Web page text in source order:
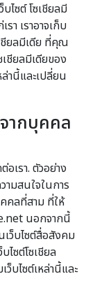
ไซต์ โซเชียลมี
า เราอาจเก็บ
ชียลมีเดีย ที่คุณ
ชียลมีเดียของ
านี้และเปลี่ยน
ากบุคคล
เรา. ตัวอย่าง
มสนใจในการ
คลที่สาม ที่ให้
นอกจากนี้
เว็บไซต์สื่อสังคม
ซต์โซเชียล
บไซต์เหล่านี้และ